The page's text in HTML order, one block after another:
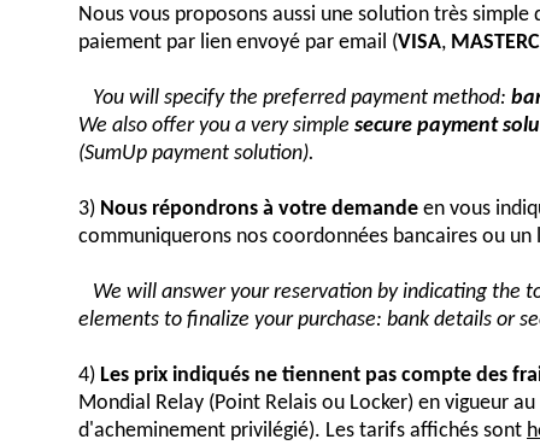
Nous vous proposons aussi une solution très simple
paiement par lien envoyé par email (VISA,
You will specify the preferred payment method:
We also offer you a very simple secure payment
(SumUp payment solution).
3) Nous répondrons à votre demande en vous
communiquerons nos coordonnées bancaires ou
We will answer your reservation by indicating the
elements to finalize your purchase: bank details or
4) Les prix indiqués ne tiennent pas compte des
Mondial Relay (Point Relais ou Locker) en vigueur
d'acheminement privilégié). Les tarifs affichés sont